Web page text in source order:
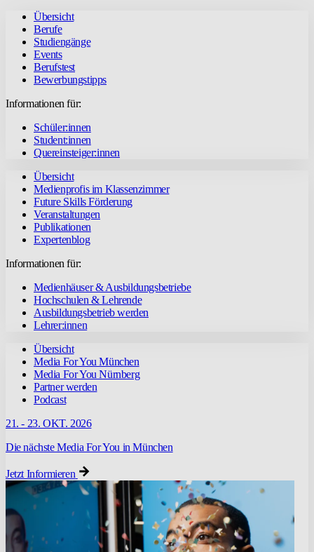
Übersicht
Berufe
Studiengänge
Events
Berufstest
Bewerbungstipps
Informationen für:
Schüler:innen
Student:innen
Quereinsteiger:innen
Übersicht
Medienprofis im Klassenzimmer
Future Skills Förderung
Veranstaltungen
Publikationen
Expertenblog
Informationen für:
Medienhäuser & Ausbildungsbetriebe
Hochschulen & Lehrende
Ausbildungsbetrieb werden
Lehrer:innen
Übersicht
Media For You München
Media For You Nürnberg
Partner werden
Podcast
21. - 23. OKT. 2026
Die nächste Media For You in München
Jetzt Informieren